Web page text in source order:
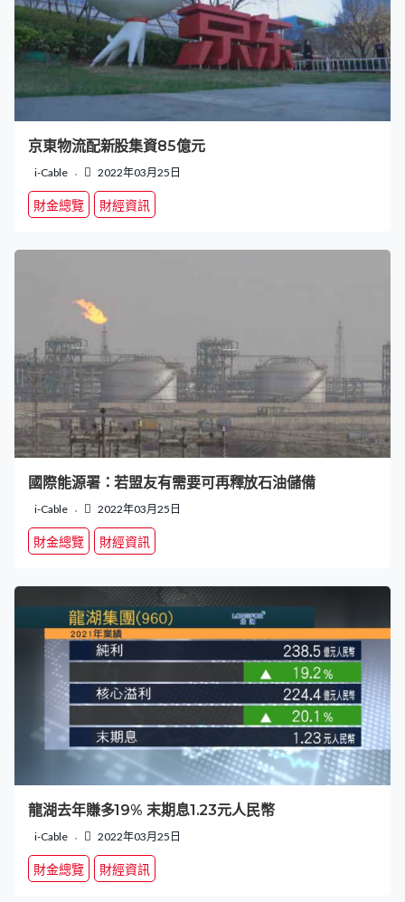
京東物流配新股集資85億元
i-Cable 2022年03月25日
財金總覽 財經資訊
國際能源署：若盟友有需要可再釋放石油儲備
i-Cable 2022年03月25日
財金總覽 財經資訊
龍湖去年賺多19% 末期息1.23元人民幣
i-Cable 2022年03月25日
財金總覽 財經資訊